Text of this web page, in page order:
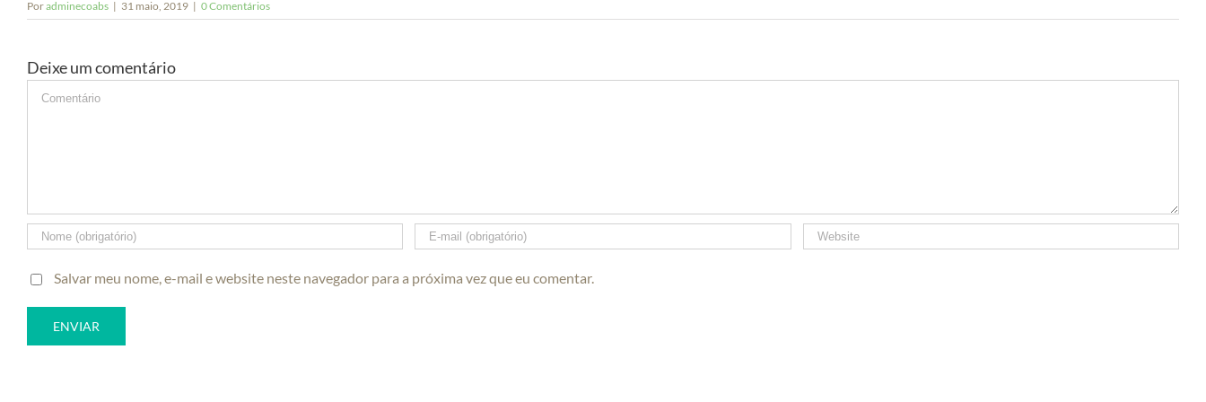
Poradminecoabs | 31 maio, 2019 | 0 Comentários
Deixe um comentário
Comment
Salvar meu nome, e-mail e website neste navegador para a próxima vez que eu comentar.